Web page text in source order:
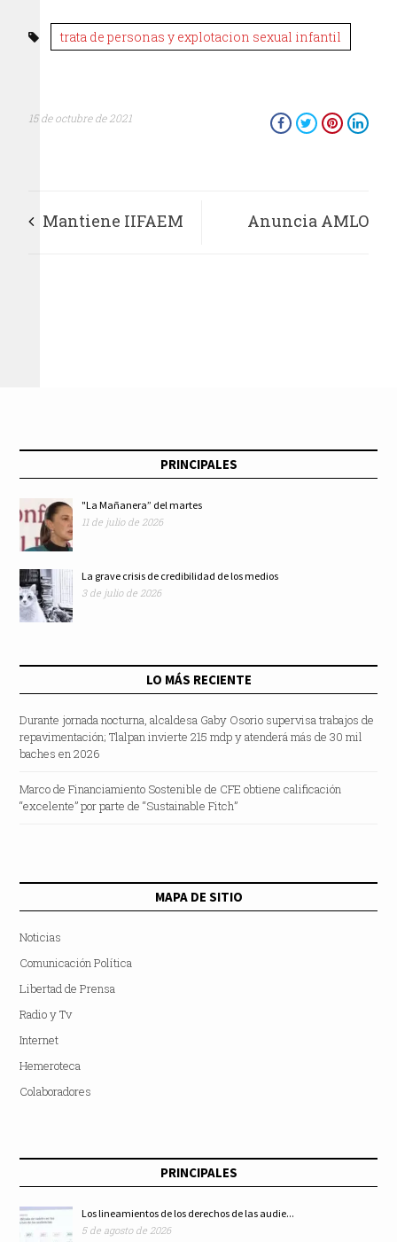
trata de personas y explotacion sexual infantil
15 de octubre de 2021
Mantiene IIFAEM Anuncia AMLO
PRINCIPALES
"La Mañanera” del martes
11 de julio de 2026
La grave crisis de credibilidad de los medios
3 de julio de 2026
LO MÁS RECIENTE
Durante jornada nocturna, alcaldesa Gaby Osorio supervisa trabajos de
repavimentación; Tlalpan invierte 215 mdp y atenderá más de 30 mil
baches en 2026
Marco de Financiamiento Sostenible de CFE obtiene calificación
“excelente” por parte de “Sustainable Fitch”
MAPA DE SITIO
Noticias
Comunicación Política
Libertad de Prensa
Radio y Tv
Internet
Hemeroteca
Colaboradores
PRINCIPALES
Los lineamientos de los derechos de las audie...
5 de agosto de 2026